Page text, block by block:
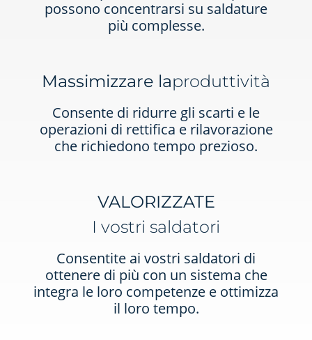
possono concentrarsi su saldature
più complesse.
Massimizzare laproduttività
Consente di ridurre gli scarti e le
operazioni di rettifica e rilavorazione
che richiedono tempo prezioso.
VALORIZZATE
I vostri saldatori
Consentite ai vostri saldatori di
ottenere di più con un sistema che
integra le loro competenze e ottimizza
il loro tempo.